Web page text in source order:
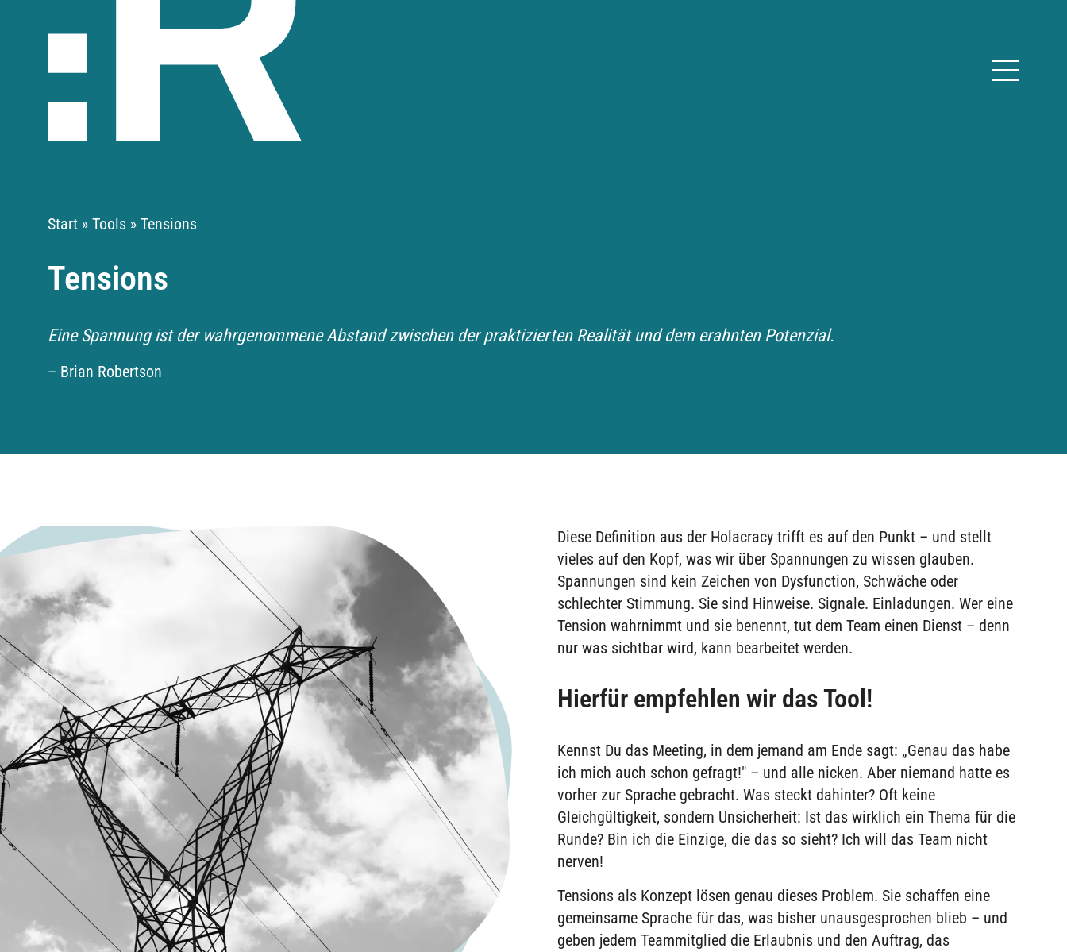
Start » Tools » Tensions
Tensions
Eine Spannung ist der wahrgenommene Abstand zwischen der praktizierten Realität und dem erahnten Potenzial.
– Brian Robertson
Diese Definition aus der Holacracy trifft es auf den Punkt – und stellt
vieles auf den Kopf, was wir über Spannungen zu wissen glauben.
Spannungen sind kein Zeichen von Dysfunction, Schwäche oder
schlechter Stimmung. Sie sind Hinweise. Signale. Einladungen. Wer eine
Tension wahrnimmt und sie benennt, tut dem Team einen Dienst – denn
nur was sichtbar wird, kann bearbeitet werden.
Hierfür empfehlen wir das Tool!
Kennst Du das Meeting, in dem jemand am Ende sagt: „Genau das habe
ich mich auch schon gefragt!" – und alle nicken. Aber niemand hatte es
vorher zur Sprache gebracht. Was steckt dahinter? Oft keine
Gleichgültigkeit, sondern Unsicherheit: Ist das wirklich ein Thema für die
Runde? Bin ich die Einzige, die das so sieht? Ich will das Team nicht
nerven!
Tensions als Konzept lösen genau dieses Problem. Sie schaffen eine
gemeinsame Sprache für das, was bisher unausgesprochen blieb – und
geben jedem Teammitglied die Erlaubnis und den Auftrag, das